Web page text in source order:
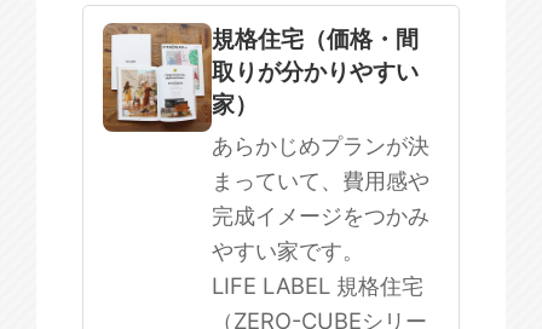
規格住宅
注文住宅
SOWOOD
まだ何も決まっていない
規格住宅（価格・間
取りが分かりやすい
家）
あらかじめプランが決
まっていて、費用感や
完成イメージをつかみ
やすい家です。
LIFE LABEL 規格住宅
（ZERO-CUBEシリー